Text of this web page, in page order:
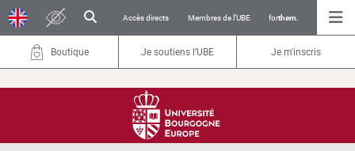
Accès directs Membres de l’UBE forthem.
Boutique Je soutiens l’UBE Je m'inscris